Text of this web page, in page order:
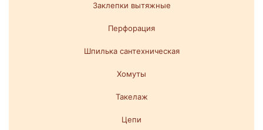
Заклепки вытяжные
Перфорация
Шпилька сантехническая
Хомуты
Такелаж
Цепи